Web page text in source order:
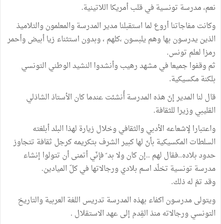
نعم، مدرسة تونسية في قلب أمريكا اللاتينية.
وكانت مفاجاتنا أروع لما استقبلنا مدير المدرسة والمعلمون والتلاميذ
الذين يدرسون بها وهم يلبسون ،كلهم ، وبدون استثناء زيا أبيض وأحمر
رمزا لعلم تونس.
ثم وقفوا جميعا في مشهد رهيب وأنشدوا النشيد الوطني التونسي
بلكنة مكسيكية.
قال لنا المدير إنّ هذه المدرسة أُنشئت عندما كان الأستاذ الشاذلي
القليبي وزيرا للثقافة.
واعتبارا لإشعاعه الأدبي والثقافي وخلال زيارة لهذا البلد أبلغته
السلطات المكسيكية بأنّ لها كبير الشرف بتكريمه كرجل ثقافة تتجاوز
حدود بلاده..فقال لهم ..إن كان ولا بد ّ فإنّي أتمنى أن تتولوا إنشاء
مدرسة تونسية تخلّد اسم بلادي ورجالاتها في كلّ الميادين.
وقد تمّ له ذلك.
ويتولى مدرسون اكفاء بهذه المدرسة تدريس اللغة العربية والتاريخ
التونسي ورجالاته منذ القِدم إلى عهد الاستقلال .